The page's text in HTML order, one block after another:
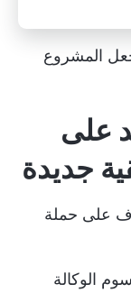
المشروع
على
جديدة
على حملة
2000 دولار لرسوم الوكالة